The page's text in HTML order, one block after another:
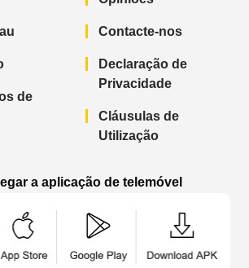
de
Contacte-nos
Declaração de
Privacidade
Cláusulas de
Utilização
a aplicação de telemóvel